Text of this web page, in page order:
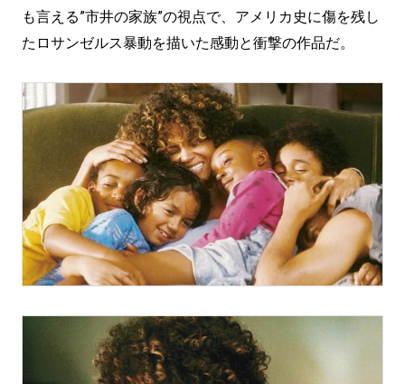
も言える”市井の家族”の視点で、アメリカ史に傷を残し
たロサンゼルス暴動を描いた感動と衝撃の作品だ。